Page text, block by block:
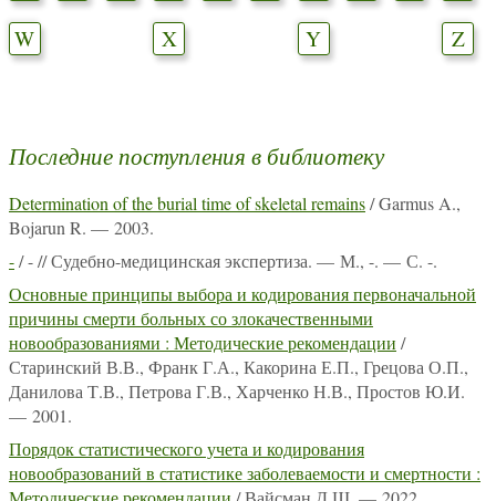
W
X Y Z
Последние поступления в библиотеку
Determination of the burial time of skeletal remains/ Garmus A.,
Bojarun R. — 2003.
-/ - // Судебно-медицинская экспертиза. — М., -. — С. -.
Основные принципы выбора и кодирования первоначальной
причины смерти больных со злокачественными
новообразованиями : Методические рекомендации /
Старинский В.В., Франк Г.А., Какорина Е.П., Грецова О.П.,
Данилова Т.В., Петрова Г.В., Харченко Н.В., Простов Ю.И.
— 2001.
Порядок статистического учета и кодирования
новообразований в статистике заболеваемости и смертности :